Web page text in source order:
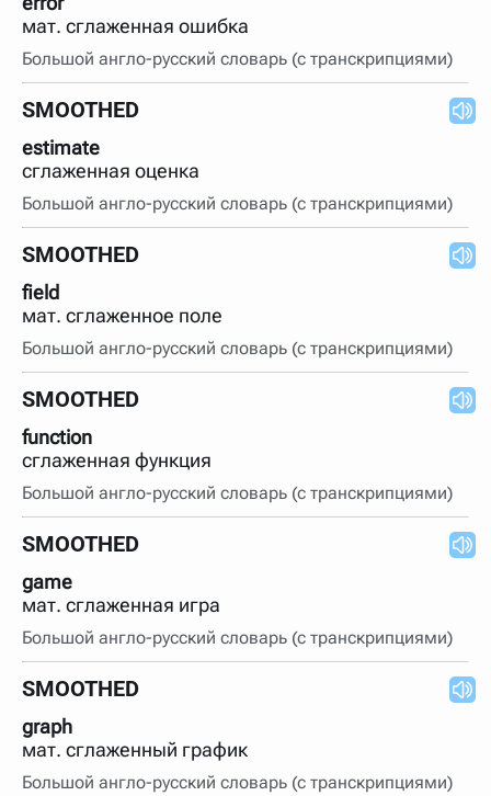
мат. сглаженная ошибка
Большой англо-русский словарь (с транскрипциями)
SMOOTHED
estimate
сглаженная оценка
Большой англо-русский словарь (с транскрипциями)
SMOOTHED
field
мат. сглаженное поле
Большой англо-русский словарь (с транскрипциями)
SMOOTHED
function
сглаженная функция
Большой англо-русский словарь (с транскрипциями)
SMOOTHED
game
мат. сглаженная игра
Большой англо-русский словарь (с транскрипциями)
SMOOTHED
graph
мат. сглаженный график
Большой англо-русский словарь (с транскрипциями)